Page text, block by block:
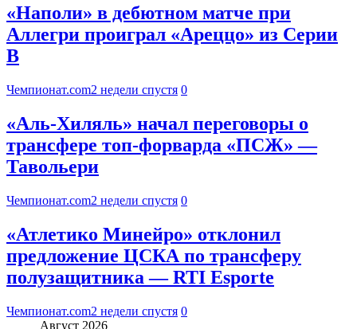
«Наполи» в дебютном матче при
Аллегри проиграл «Ареццо» из Серии
B
Чемпионат.com2 недели спустя 0
«Аль-Хиляль» начал переговоры о
трансфере топ-форварда «ПСЖ» —
Тавольери
Чемпионат.com2 недели спустя 0
«Атлетико Минейро» отклонил
предложение ЦСКА по трансферу
полузащитника — RTI Esporte
Чемпионат.com2 недели спустя 0
Август 2026